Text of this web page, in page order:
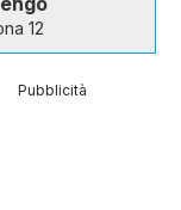
12
Pubblicità